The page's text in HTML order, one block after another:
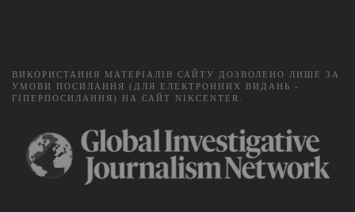
ВИКОРИСТАННЯ МАТЕРІАЛІВ САЙТУ ДОЗВОЛЕНО ЛИШЕ ЗА
УМОВИ ПОСИЛАННЯ (ДЛЯ ЕЛЕКТРОННИХ ВИДАНЬ -
ГІПЕРПОСИЛАННЯ) НА САЙТ NIKCENTER.